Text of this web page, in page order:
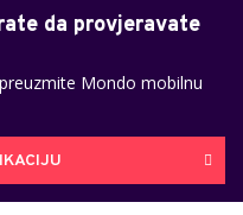
da provjeravate
Mondo mobilnu